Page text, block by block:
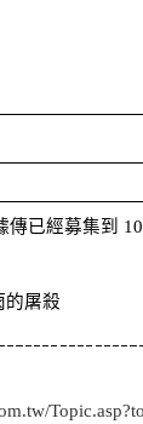
傳已經募集到
的屠殺